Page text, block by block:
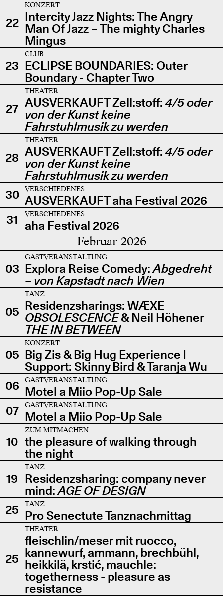
22
KONZERT
Intercity Jazz Nights: The Angry
Man Of Jazz – The mighty Charles
Mingus
23
CLUB
ECLIPSE BOUNDARIES: Outer
Boundary - Chapter Two
27
THEATER
AUSVERKAUFT Zell:stoff: 4/5 oder
von der Kunst keine
Fahrstuhlmusik zu werden
28
THEATER
AUSVERKAUFT Zell:stoff: 4/5 oder
von der Kunst keine
Fahrstuhlmusik zu werden
30
VERSCHIEDENES
AUSVERKAUFT aha Festival 2026
31
VERSCHIEDENES
aha Festival 2026
Februar 2026
03
GASTVERANSTALTUNG
Explora Reise Comedy:Abgedreht
– von Kapstadt nach Wien
05
TANZ
Residenzsharings: WÆXE
OBSOLESCENCE& Neil Höhener
THE IN BETWEEN
05
KONZERT
Big Zis & Big Hug Experience |
Support: Skinny Bird & Taranja Wu
06
GASTVERANSTALTUNG
Motel a Miio Pop-Up Sale
07
GASTVERANSTALTUNG
Motel a Miio Pop-Up Sale
10
ZUM MITMACHEN
the pleasure of walking through
the night
19
TANZ
Residenzsharing: company never
mind:AGE OF DESIGN
25
TANZ
Pro Senectute Tanznachmittag
25
THEATER
fleischlin/meser mit ruocco,
kannewurf, ammann, brechbühl,
heikkilä, krstić, mauchle:
togetherness - pleasure as
resistance